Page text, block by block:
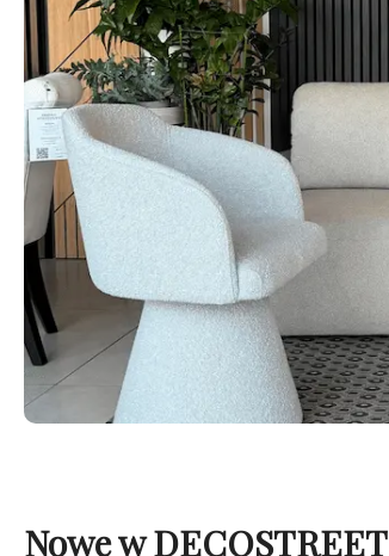
Nowe w DECOSTREET